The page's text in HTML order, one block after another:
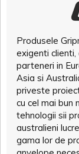
Produsele
exigenti clienti,
parteneri in
Asia si
priveste
cu cel mai bun
tehnologii sii
australieni
gama lor de